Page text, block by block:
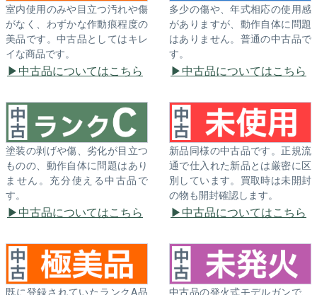
室内使用のみや目立つ汚れや傷
がなく、わずかな作動痕程度の
美品です。中古品としてはキレ
イな商品です。
中古品についてはこちら
多少の傷や、年式相応の使用感
がありますが、動作自体に問題
はありません。普通の中古品で
す。
中古品についてはこちら
塗装の剥げや傷、劣化が目立つ
ものの、動作自体に問題はあり
ません。充分使える中古品で
す。
中古品についてはこちら
新品同様の中古品です。正規流
通で仕入れた新品とは厳密に区
別しています。買取時は未開封
の物も開封確認します。
中古品についてはこちら
既に登録されていたランクA品 中古品の発火式モデルガンで、